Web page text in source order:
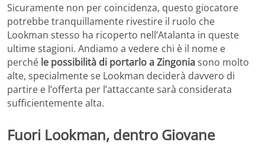
Sicuramente non per coincidenza, questo giocatore
potrebbe tranquillamente rivestire il ruolo che
Lookman stesso ha ricoperto nell’Atalanta in queste
ultime stagioni. Andiamo a vedere chi è il nome e
perché le possibilità di portarlo a Zingoniasono molto
alte, specialmente se Lookman deciderà davvero di
partire e l’offerta per l’attaccante sarà considerata
sufficientemente alta.
Fuori Lookman, dentro Giovane